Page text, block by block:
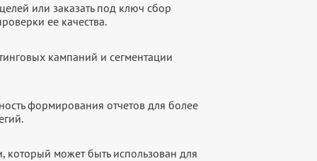
или заказать под ключ сбор
ее качества.
кампаний и сегментации
формирования отчетов для более
может быть использован для